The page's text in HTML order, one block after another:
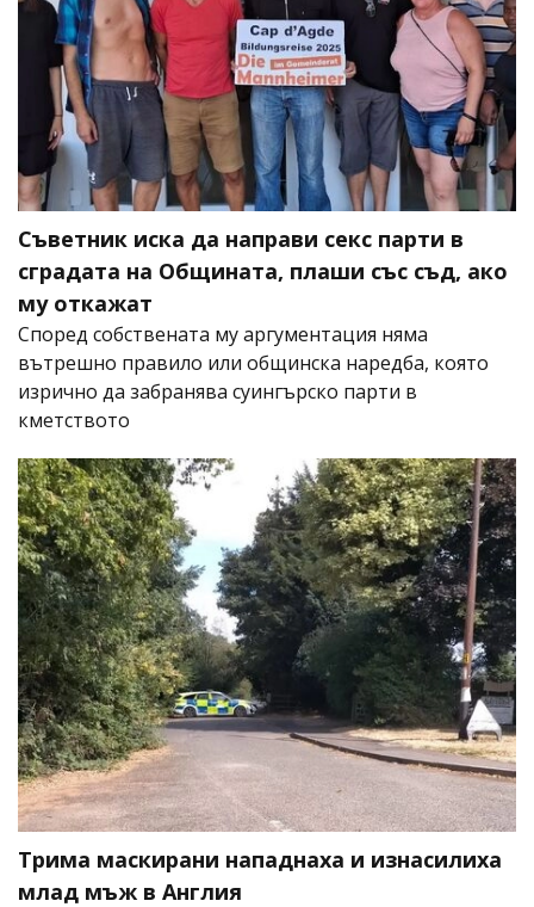
Съветник иска да направи секс парти в
сградата на Общината, плаши със съд, ако
му откажат
Според собствената му аргументация няма
вътрешно правило или общинска наредба, която
изрично да забранява суингърско парти в
кметството
Трима маскирани нападнаха и изнасилиха
млад мъж в Англия